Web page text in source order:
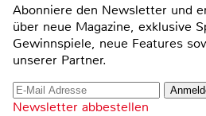
Abonniere den Newsletter und
über neue Magazine, exklusive
Gewinnspiele, neue Features
unserer Partner.
Newsletter abbestellen